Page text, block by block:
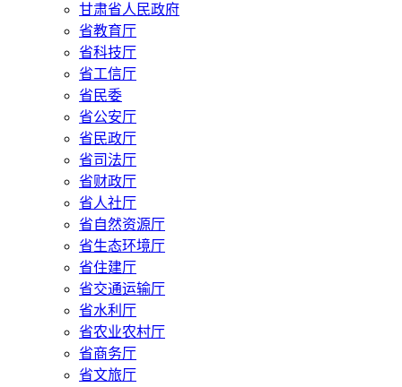
甘肃省人民政府
省教育厅
省科技厅
省工信厅
省民委
省公安厅
省民政厅
省司法厅
省财政厅
省人社厅
省自然资源厅
省生态环境厅
省住建厅
省交通运输厅
省水利厅
省农业农村厅
省商务厅
省文旅厅